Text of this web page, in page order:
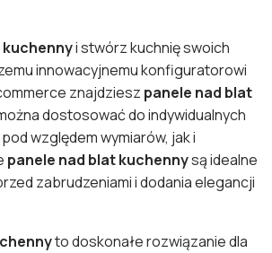
kuchennyi stwórz kuchnię swoich
innowacyjnemu konfiguratorowi
znajdziesz panele nad blat
dostosować do indywidualnych
względem wymiarów, jak i
panele nad blat kuchennysą idealne
zabrudzeniami i dodania elegancji
to doskonałe rozwiązanie dla